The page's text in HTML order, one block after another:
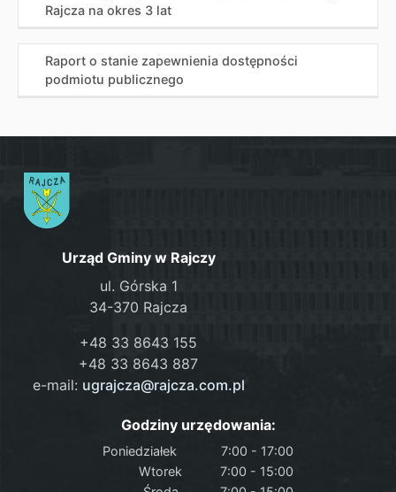
Rajcza na okres 3 lat
Raport o stanie zapewnienia dostępności
podmiotu publicznego
Urząd Gminy w Rajczy
ul. Górska 1
34-370 Rajcza
+48 33 8643 155
+48 33 8643 887
e-mail: ugrajcza@rajcza.com.pl
Godziny urzędowania:
Poniedziałek
7:00 - 17:00
Wtorek
7:00 - 15:00